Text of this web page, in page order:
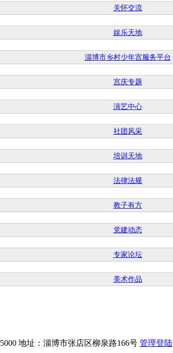
关怀交流
娱乐天地
淄博市乡村少年宫服务平台
宫庆专题
演艺中心
社团风采
培训天地
法律法规
教子有方
党建动态
专家论坛
美术作品
地址：淄博市张店区柳泉路166号 管理登陆